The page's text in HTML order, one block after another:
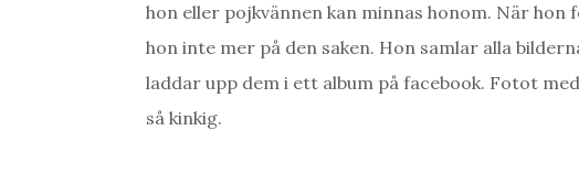
hon eller pojkvännen kan minnas honom. När
hon inte mer på den saken. Hon samlar alla
laddar upp dem i ett album på facebook. Fotot
så kinkig.